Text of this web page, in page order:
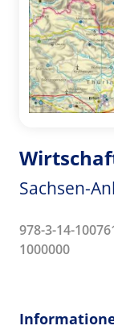
Sachsen-
978-3-14-
1000000